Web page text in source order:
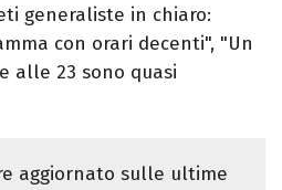
generaliste in chiaro:
con orari decenti", "Un
alle 23 sono quasi
aggiornato sulle ultime